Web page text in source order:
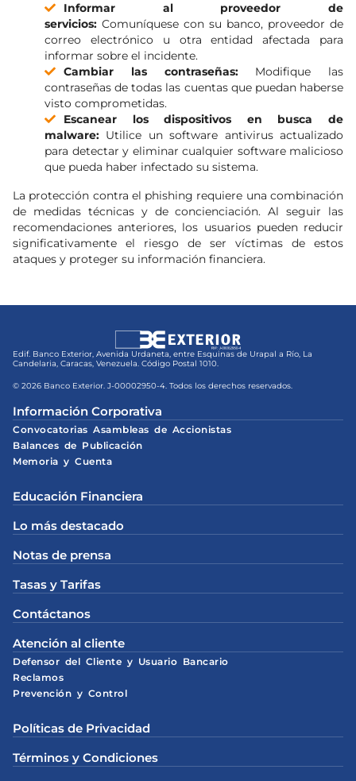
Informar al proveedor de
servicios: Comuníquese con su banco, proveedor de
correo electrónico u otra entidad afectada para
informar sobre el incidente.
Cambiar las contraseñas:Modifique las
contraseñas de todas las cuentas que puedan haberse
visto comprometidas.
Escanear los dispositivos en busca de
malware: Utilice un software antivirus actualizado
para detectar y eliminar cualquier software malicioso
que pueda haber infectado su sistema.
La protección contra el phishing requiere una combinación
de medidas técnicas y de concienciación. Al seguir las
recomendaciones anteriores, los usuarios pueden reducir
significativamente el riesgo de ser víctimas de estos
ataques y proteger su información financiera.
Edif. Banco Exterior, Avenida Urdaneta, entre Esquinas de Urapal a Río, La
Candelaria, Caracas, Venezuela. Código Postal 1010.
© 2026 Banco Exterior. J-00002950-4. Todos los derechos reservados.
Información Corporativa
Convocatorias Asambleas de Accionistas
Balances de Publicación
Memoria y Cuenta
Educación Financiera
Lo más destacado
Notas de prensa
Tasas y Tarifas
Contáctanos
Atención al cliente
Defensor del Cliente y Usuario Bancario
Reclamos
Prevención y Control
Políticas de Privacidad
Términos y Condiciones